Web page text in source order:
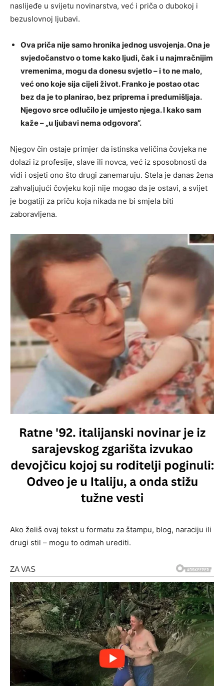
naslijeđe u svijetu novinarstva, već i priča o dubokoj i
bezuslovnoj ljubavi.
Ova priča nije samo hronika jednog usvojenja. Ona je
svjedočanstvo o tome kako ljudi, čak i u najmračnijim
vremenima, mogu da donesu svjetlo – i to ne malo,
već ono koje sija cijeli život. Franko je postao otac
bez da je to planirao, bez priprema i predumišljaja.
Njegovo srce odlučilo je umjesto njega. I kako sam
kaže – „u ljubavi nema odgovora“.
Njegov čin ostaje primjer da istinska veličina čovjeka ne
dolazi iz profesije, slave ili novca, već iz sposobnosti da
vidi i osjeti ono što drugi zanemaruju. Stela je danas žena
zahvaljujući čovjeku koji nije mogao da je ostavi, a svijet
je bogatiji za priču koja nikada ne bi smjela biti
zaboravljena.
Ako želiš ovaj tekst u formatu za štampu, blog, naraciju ili
drugi stil – mogu to odmah urediti.